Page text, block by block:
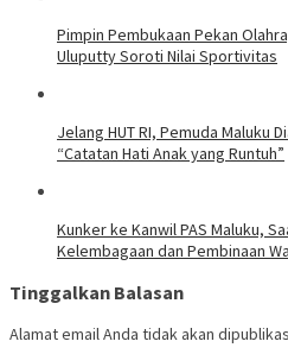
Pimpin Pembukaan Pekan
Uluputty Soroti Nilai Sportivitas
Jelang HUT RI, Pemuda Maluku
“Catatan Hati Anak yang Runtuh”
Kunker ke Kanwil PAS Maluku,
Kelembagaan dan Pembinaan
Tinggalkan Balasan
Alamat email Anda tidak akan